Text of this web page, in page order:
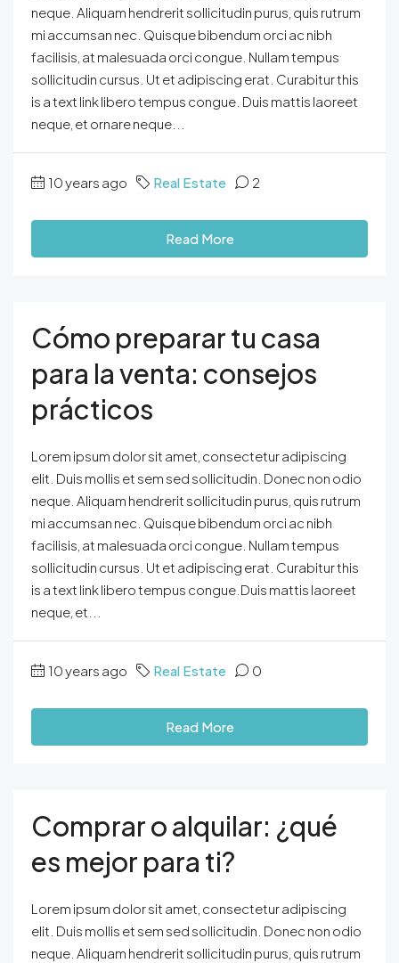
neque. Aliquam hendrerit sollicitudin purus, quis rutrum
mi accumsan nec. Quisque bibendum orci ac nibh
facilisis, at malesuada orci congue. Nullam tempus
sollicitudin cursus. Ut et adipiscing erat. Curabitur this
is a text link libero tempus congue. Duis mattis laoreet
neque, et ornare neque...
10 years ago Real Estate 2
Read More
Cómo preparar tu casa
para la venta: consejos
prácticos
Lorem ipsum dolor sit amet, consectetur adipiscing
elit. Duis mollis et sem sed sollicitudin. Donec non odio
neque. Aliquam hendrerit sollicitudin purus, quis rutrum
mi accumsan nec. Quisque bibendum orci ac nibh
facilisis, at malesuada orci congue. Nullam tempus
sollicitudin cursus. Ut et adipiscing erat. Curabitur this
is a text link libero tempus congue.Duis mattis laoreet
neque, et...
10 years ago Real Estate 0
Read More
Comprar o alquilar: ¿qué
es mejor para ti?
Lorem ipsum dolor sit amet, consectetur adipiscing
elit. Duis mollis et sem sed sollicitudin. Donec non odio
neque. Aliquam hendrerit sollicitudin purus, quis rutrum